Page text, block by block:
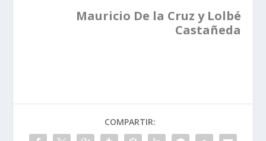
Mauricio De la Cruz y Lolbé
Castañeda
COMPARTIR: